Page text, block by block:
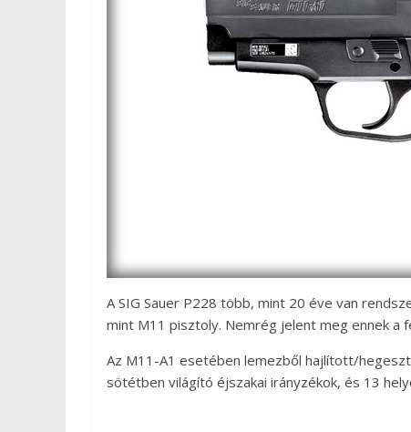
A SIG Sauer P228 több, mint 20 éve van
mint M11 pisztoly. Nemrég jelent meg ennek
Az M11-A1 esetében lemezből hajlított/
sötétben világító éjszakai irányzékok, és 13